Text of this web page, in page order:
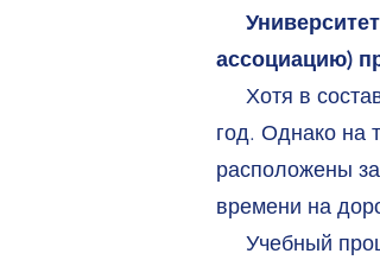
ассоциацию)
Хотя в
год. Однако на
расположены
времени на
Учебный